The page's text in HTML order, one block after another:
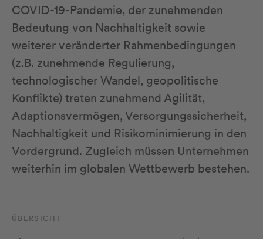
COVID-19-Pandemie, der zunehmenden
Bedeutung von Nachhaltigkeit sowie
weiterer veränderter Rahmenbedingungen
(z.B. zunehmende Regulierung,
technologischer Wandel, geopolitische
Konflikte) treten zunehmend Agilität,
Adaptionsvermögen, Versorgungssicherheit,
Nachhaltigkeit und Risikominimierung in den
Vordergrund. Zugleich müssen Unternehmen
weiterhin im globalen Wettbewerb bestehen.
ÜBERSICHT